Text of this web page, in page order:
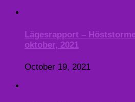
Lägesrapport –
oktober, 2021
October 19, 2021